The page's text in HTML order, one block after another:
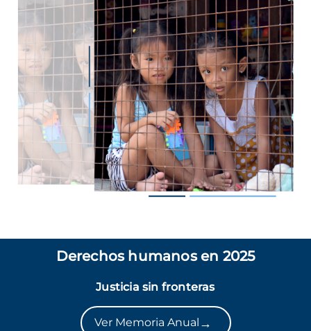
Derechos humanos en 2025
Justicia sin fronteras
Ver Memoria Anual →